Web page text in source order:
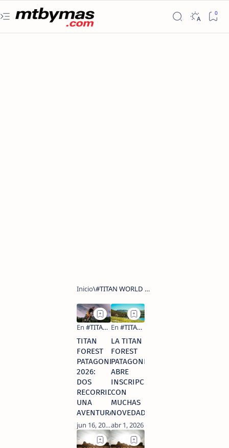
TITAN
FOREST
PATAGONIA
2026:
DOS
RECORRIDOS,
UNA
AVENTURA
LA TITAN
FOREST
PATAGONIA
ABRE
INSCRIPCIONES
CON
MUCHAS
NOVEDADES